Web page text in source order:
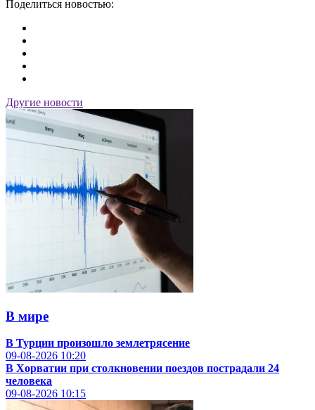
Поделиться новостью:
Другие новости
В мире
В Турции произошло землетрясение
09-08-2026 10:20
В Хорватии при столкновении поездов пострадали 24
человека
09-08-2026 10:15